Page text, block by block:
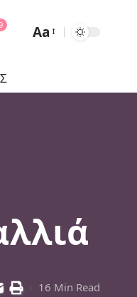
Font
Aa
16 Min Read